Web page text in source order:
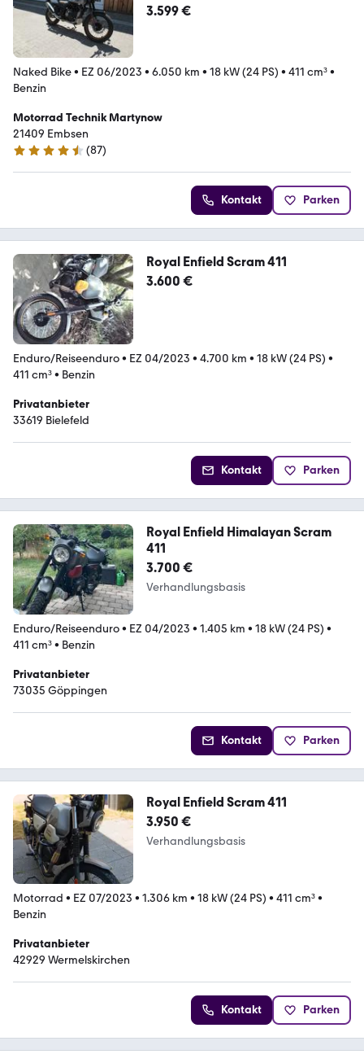
3.599 €
Naked Bike• EZ 06/2023 • 6.050 km • 18 kW (24 PS) • 411 cm³•
Benzin
Motorrad Technik Martynow
21409 Embsen
4.6 Sterne
(87)
Kontakt Parken
Royal Enfield Scram 411
3.600 €
Enduro/Reiseenduro• EZ 04/2023 • 4.700 km • 18 kW (24 PS) •
411 cm³• Benzin
Privatanbieter
33619 Bielefeld
Kontakt Parken
Royal Enfield Himalayan Scram
411
3.700 €
Verhandlungsbasis
Enduro/Reiseenduro• EZ 04/2023 • 1.405 km • 18 kW (24 PS) •
411 cm³• Benzin
Privatanbieter
73035 Göppingen
Kontakt Parken
Royal Enfield Scram 411
3.950 €
Verhandlungsbasis
Motorrad • EZ 07/2023 • 1.306 km • 18 kW (24 PS) • 411 cm³•
Benzin
Privatanbieter
42929 Wermelskirchen
Kontakt Parken